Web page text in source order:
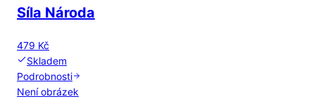
Síla Národa
479 Kč
Skladem
Podrobnosti
Není obrázek